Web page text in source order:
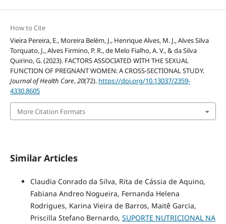
How to Cite
Vieira Pereira, E., Moreira Belém, J., Henrique Alves, M. J., Alves Silva
Torquato, J., Alves Firmino, P. R., de Melo Fialho, A. V., & da Silva
Quirino, G. (2023). FACTORS ASSOCIATED WITH THE SEXUAL
FUNCTION OF PREGNANT WOMEN: A CROSS-SECTIONAL STUDY.
Journal of Health Care,20(72). https://doi.org/10.13037/2359-
4330.8605
More Citation Formats
Similar Articles
Claudia Conrado da Silva, Rita de Cássia de Aquino,
Fabiana Andreo Nogueira, Fernanda Helena
Rodrigues, Karina Vieira de Barros, Maitê Garcia,
Priscilla Stefano Bernardo, SUPORTE NUTRICIONAL NA